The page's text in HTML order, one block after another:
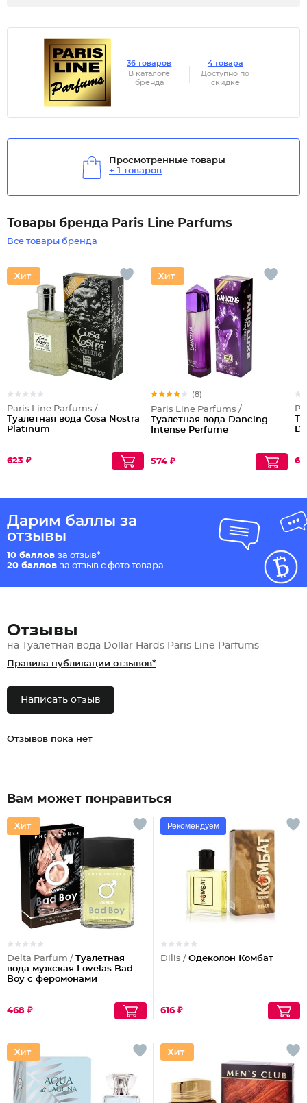
36 товаров
В каталоге
бренда
4 товара
Доступно по
скидке
Просмотренные товары
+ 1 товаров
Товары бренда Paris Line Parfums
Все товары бренда
Paris Line Parfums /
Туалетная вода Cosa Nostra
Platinum
623 ₽
(8)
Paris Line Parfums /
Туалетная вода Dancing
Intense Perfume
574 ₽
Дарим баллы за
отзывы
10 баллов за отзыв*
20 баллов за отзыв с фото товара
Отзывы
на Туалетная вода Dollar Hards Paris Line Parfums
Правила публикации отзывов*
Написать отзыв
Отзывов пока нет
Вам может понравиться
Delta Parfum / Туалетная
вода мужская Lovelas Bad
Boy с феромонами
468 ₽
Рекомендуем
Dilis / Одеколон Комбат
616 ₽